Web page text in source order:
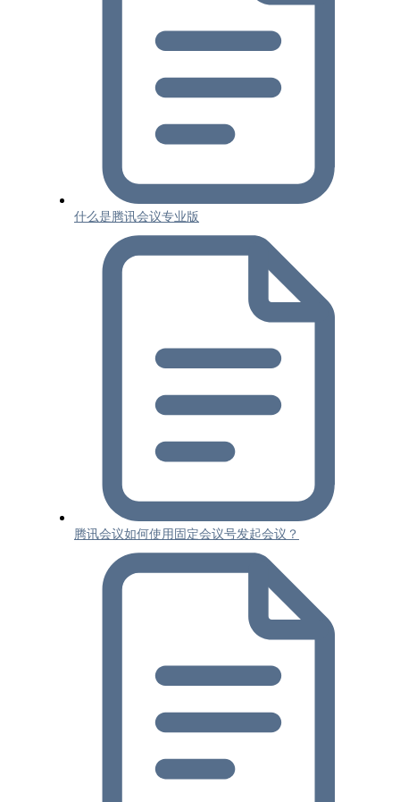
什么是腾讯会议专业版
腾讯会议如何使用固定会议号发起会议？